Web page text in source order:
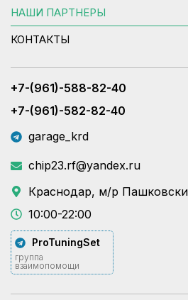
НАШИ ПАРТНЕРЫ
КОНТАКТЫ
+7-(961)-588-82-40
+7-(961)-582-82-40
garage_krd
chip23.rf@yandex.ru
Краснодар, м/р
10:00-22:00
ProTuningSet
группа
взаимопомощи